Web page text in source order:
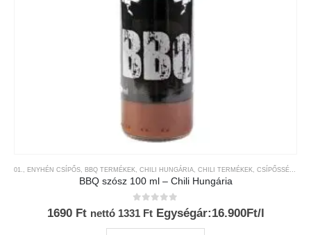
01., ENYHÉN CSÍPŐS BBQ TERMÉKEK CHILI HUNGÁRIA CHILI TERMÉKEK CSÍPŐSSÉGI-SKÁLA
BBQ szósz 100 ml – Chili Hungária
0 az 5-ből
1690 Ft nettó 1331 Ft Egységár:16.900Ft/l